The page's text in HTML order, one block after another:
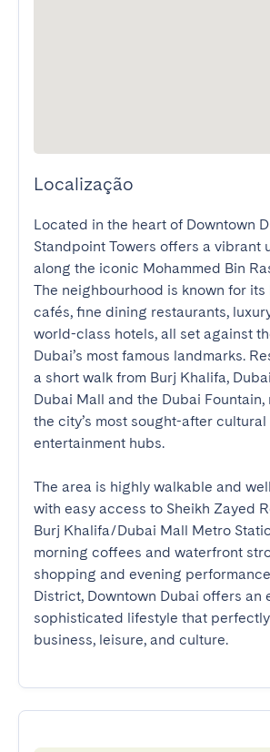
Localização
Located in the heart of Downtown
Standpoint Towers offers a vibrant
along the iconic Mohammed Bin
The neighbourhood is known for its
cafés, fine dining restaurants,
world-class hotels, all set against
Dubai’s most famous landmarks.
a short walk from Burj Khalifa,
Dubai Mall and the Dubai
the city’s most sought-after cultural
entertainment hubs.
The area is highly walkable and
with easy access to Sheikh Zayed
Burj Khalifa/Dubai Mall Metro
morning coffees and waterfront
shopping and evening
District, Downtown Dubai offers an
sophisticated lifestyle that
business, leisure, and culture.